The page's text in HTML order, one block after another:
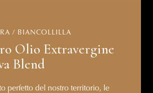
/ BIANCOLLILLA
Olio Extravergine
Blend
perfetto del nostro territorio, le